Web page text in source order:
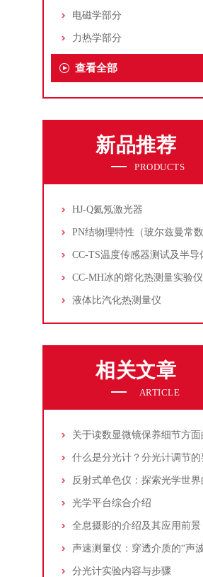
电磁学部分
力热学部分
查看全部
新品推荐
PRODUCTS
HJ-Q氦氖激光器
CC-MH冰的熔化热测量实验仪
液体比汽化热测量仪
相关文章
ARTICLE
光学平台综合介绍
全息摄影的介绍及其应用前景
分光计实验内容与步骤